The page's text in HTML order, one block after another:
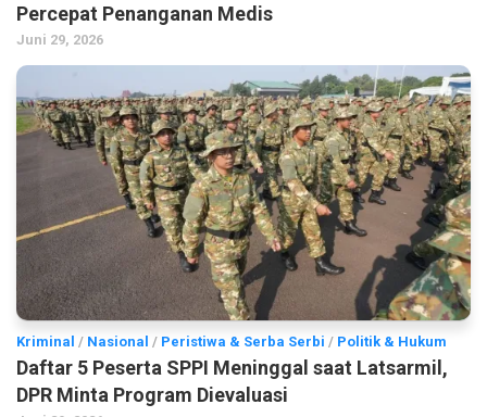
Percepat Penanganan Medis
Juni 29, 2026
Kriminal / Nasional / Peristiwa & Serba Serbi / Politik & Hukum
Daftar 5 Peserta SPPI Meninggal saat Latsarmil,
DPR Minta Program Dievaluasi